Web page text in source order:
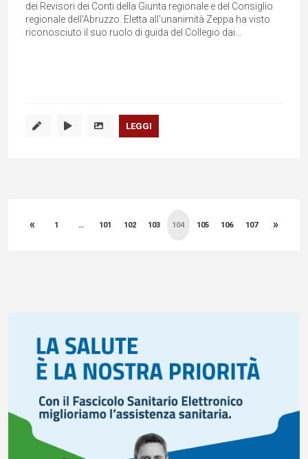
dei Revisori dei Conti della Giunta regionale e del Consiglio
regionale dell'Abruzzo. Eletta all'unanimità Zeppa ha visto
riconosciuto il suo ruolo di guida del Collegio dai...
LEGGI
degli
« 1 … 101 102 103 104 105 106 107 »